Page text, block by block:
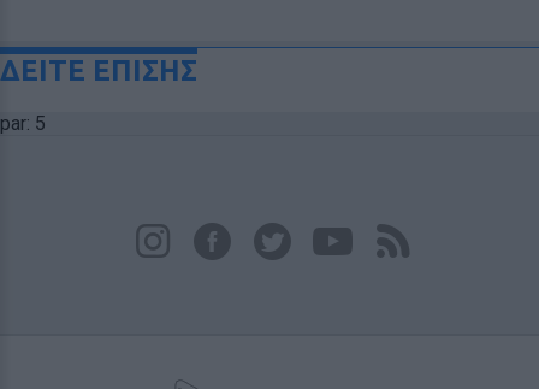
ΔΕΙΤΕ ΕΠΙΣΗΣ
par: 5